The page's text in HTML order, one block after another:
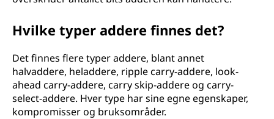
Hvilke typer addere finnes det?
Det finnes flere typer addere, blant annet
halvaddere, heladdere, ripple carry-addere, look-
ahead carry-addere, carry skip-addere og carry-
select-addere. Hver type har sine egne egenskaper,
kompromisser og bruksområder.